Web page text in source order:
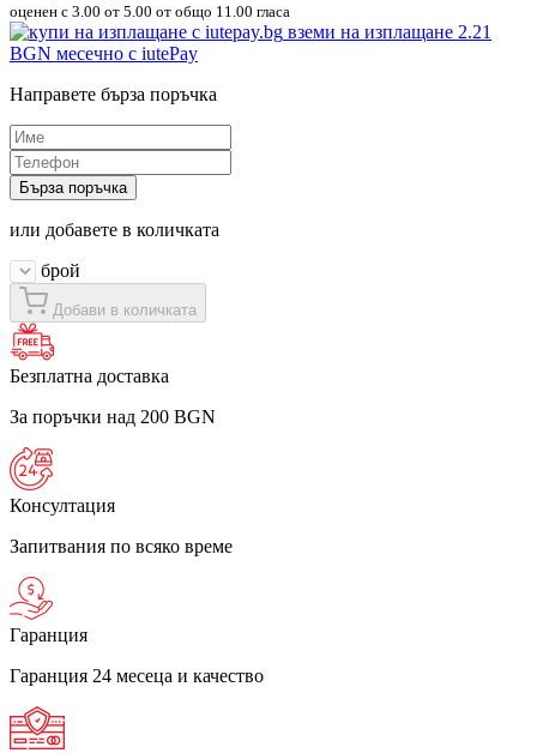
оценен с 3.00 от 5.00 от общо 11.00 гласа
вземи на изплащане 2.21
BGN месечно с iutePay
Направете бърза поръчка
Бърза поръчка
или добавете в количката
брой
Добави в количката
Безплатна доставка
За поръчки над 200 BGN
Консултация
Запитвания по всяко време
Гаранция
Гаранция 24 месеца и качество